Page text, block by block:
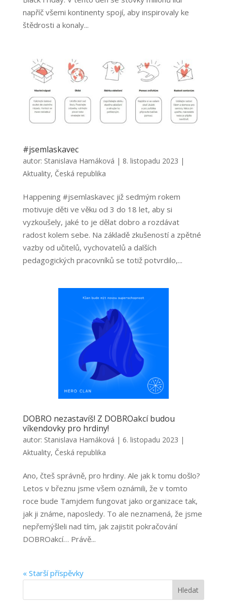
napříč všemi kontinenty spojí, aby inspirovaly ke
štědrosti a konaly...
#jsemlaskavec
autor: Stanislava Hamáková | 8. listopadu 2023 |
Aktuality, Česká republika
Happening #jsemlaskavec již sedmým rokem
motivuje děti ve věku od 3 do 18 let, aby si
vyzkoušely, jaké to je dělat dobro a rozdávat
radost kolem sebe. Na základě zkušeností a zpětné
vazby od učitelů, vychovatelů a dalších
pedagogických pracovníků se totiž potvrdilo,...
DOBRO nezastavíš! Z DOBROakcí budou
víkendovky pro hrdiny!
autor: Stanislava Hamáková | 6. listopadu 2023 |
Aktuality, Česká republika
Ano, čteš správně, pro hrdiny. Ale jak k tomu došlo?
Letos v březnu jsme všem oznámili, že v tomto
roce bude Tamjdem fungovat jako organizace tak,
jak ji známe, naposledy. To ale neznamená, že jsme
nepřemýšleli nad tím, jak zajistit pokračování
DOBROakcí… Právě...
« Starší příspěvky